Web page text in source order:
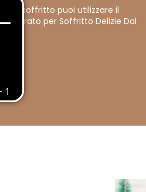
Per il soffritto puoi utilizzare il
Preparato per Soffritto Delizie Dal